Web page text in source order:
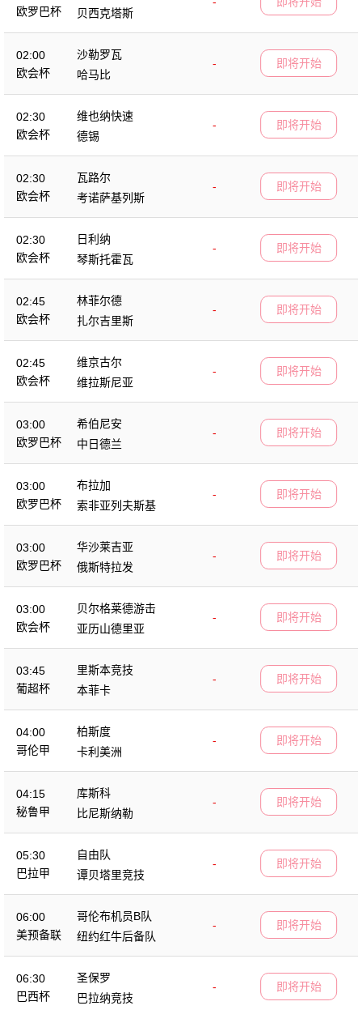
欧罗巴杯
贝西克塔斯
02:00
欧会杯
沙勒罗瓦
-
哈马比
即将开始
02:30
欧会杯
维也纳快速
-
德锡
即将开始
02:30
欧会杯
瓦路尔
-
考诺萨基列斯
即将开始
02:30
欧会杯
日利纳
-
琴斯托霍瓦
即将开始
02:45
欧会杯
林菲尔德
-
扎尔吉里斯
即将开始
02:45
欧会杯
维京古尔
-
维拉斯尼亚
即将开始
03:00
欧罗巴杯
希伯尼安
-
中日德兰
即将开始
03:00
欧罗巴杯
布拉加
-
索非亚列夫斯基
即将开始
03:00
欧罗巴杯
华沙莱吉亚
-
俄斯特拉发
即将开始
03:00
欧会杯
贝尔格莱德游击
-
亚历山德里亚
即将开始
03:45
葡超杯
里斯本竞技
-
本菲卡
即将开始
04:00
哥伦甲
柏斯度
-
卡利美洲
即将开始
04:15
秘鲁甲
库斯科
-
比尼斯纳勒
即将开始
05:30
巴拉甲
自由队
-
谭贝塔里竞技
即将开始
06:00
美预备联
哥伦布机员B队
-
纽约红牛后备队
即将开始
06:30
巴西杯
圣保罗
-
巴拉纳竞技
即将开始